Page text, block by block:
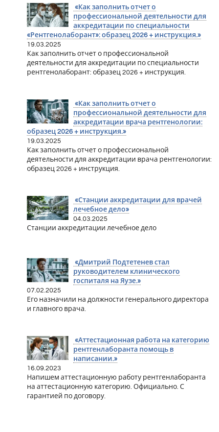
«Как заполнить отчет о
профессиональной деятельности для
аккредитации по специальности
«Рентгенолаборант»: образец 2026 + инструкция.»
19.03.2025
Как заполнить отчет о профессиональной
деятельности для аккредитации по специальности
рентгенолаборант: образец 2026 + инструкция.
«Как заполнить отчет о
профессиональной деятельности для
аккредитации врача рентгенологии:
образец 2026 + инструкция.»
19.03.2025
Как заполнить отчет о профессиональной
деятельности для аккредитации врача рентгенологии:
образец 2026 + инструкция.
«Станции аккредитации для врачей
лечебное дело»
04.03.2025
Станции аккредитации лечебное дело
«Дмитрий Подтетенев стал
руководителем клинического
госпиталя на Яузе.»
07.02.2025
Его назначили на должности генерального директора
и главного врача.
«Аттестационная работа на категорию
рентгенлаборанта помощь в
написании.»
16.09.2023
Напишем аттестационную работу рентгенлаборанта
на аттестационную категорию. Официально. С
гарантией по договору.